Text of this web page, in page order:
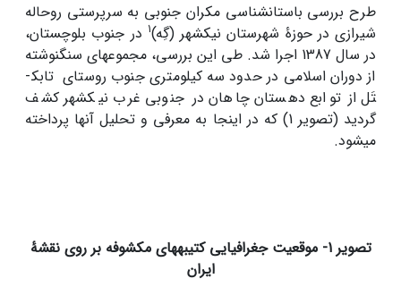
طرح بررسی باستان­شناسی مکران جنوبی به سرپرستی روح­اله
شیرازی در حوزۀ شهرستان نیکشهر (گِه)1 در جنوب بلوچستان،
در سال 1387 اجرا شد. طی این بررسی، مجموعه­ای سنگ­نوشته
از دوران اسلامی در حدود سه کیلومتری جنوب روستای تابک­
تَل از توابع دهستان چاهان در جنوبی غرب نیکشهر کشف
گردید (تصویر 1) که در اینجا به معرفی و تحلیل آنها پرداخته
می­شود.
تصویر 1- موقعیت جغرافیایی کتیبه­های مکشوفه بر روی نقشۀ
ایران